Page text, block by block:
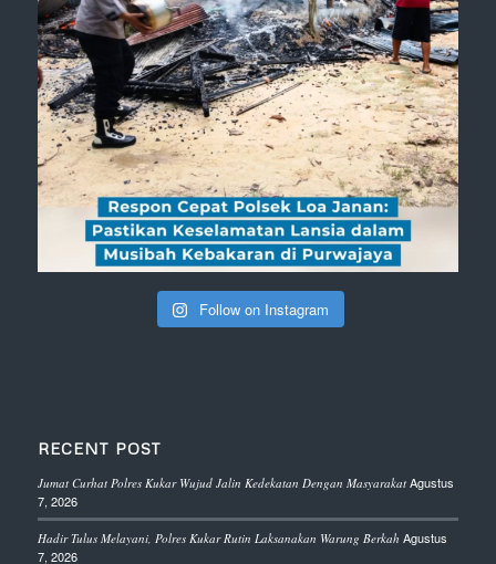
Follow on Instagram
RECENT POST
Jumat Curhat Polres Kukar Wujud Jalin Kedekatan Dengan Masyarakat Agustus
7, 2026
Hadir Tulus Melayani, Polres Kukar Rutin Laksanakan Warung Berkah Agustus
7, 2026